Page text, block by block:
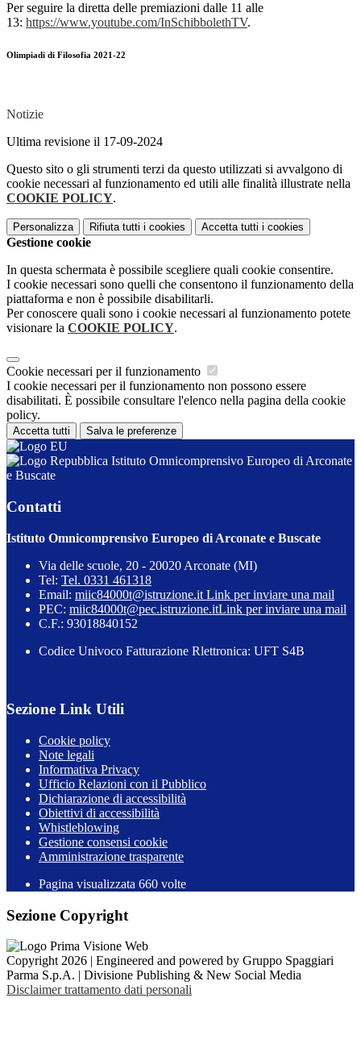
Per seguire la diretta delle premiazioni dalle 11 alle
13: https://www.youtube.com/InSchibbolethTV.
Olimpiadi di Filosofia 2021-22
Notizie
Ultima revisione il 17-09-2024
Questo sito o gli strumenti terzi da questo utilizzati si avvalgono di
cookie necessari al funzionamento ed utili alle finalità illustrate nella
COOKIE POLICY.
Personalizza Rifiuta tutti i cookies Accetta tutti i cookies
Gestione cookie
In questa schermata è possibile scegliere quali cookie consentire.
I cookie necessari sono quelli che consentono il funzionamento della
piattaforma e non è possibile disabilitarli.
Per conoscere quali sono i cookie necessari al funzionamento potete
visionare la COOKIE POLICY.
Cookie necessari per il funzionamento
I cookie necessari per il funzionamento non possono essere
disabilitati. È possibile consultare l'elenco nella pagina della cookie
policy.
Accetta tutti Salva le preferenze
Istituto Omnicomprensivo Europeo di Arconate
e Buscate
Contatti
Istituto Omnicomprensivo Europeo di Arconate e Buscate
Via delle scuole, 20 - 20020 Arconate (MI)
Tel: Tel. 0331 461318
Email: miic84000t@istruzione.it Link per inviare una mail
PEC: miic84000t@pec.istruzione.itLink per inviare una mail
C.F.: 93018840152
Codice Univoco Fatturazione Rlettronica: UFT S4B
Sezione Link Utili
Cookie policy
Note legali
Informativa Privacy
Ufficio Relazioni con il Pubblico
Dichiarazione di accessibilità
Obiettivi di accessibilità
Whistleblowing
Gestione consensi cookie
Amministrazione trasparente
Pagina visualizzata 660 volte
Sezione Copyright
Copyright 2026 | Engineered and powered by Gruppo Spaggiari
Parma S.p.A. | Divisione Publishing & New Social Media
Disclaimer trattamento dati personali